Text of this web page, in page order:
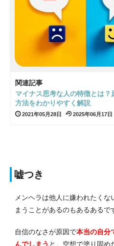
関連記事
マイナス思考な人の特徴とは？
方法をわかりやすく解説
2021年05月28日 2025年06月17日
嘘つき
メンヘラは他人に嫌われたく
まうことがあるのもあるあるで
自信のなさが原因で本当の自分
んでしまう と、空想で塗り固め